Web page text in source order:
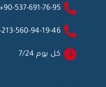
90-537-691-76-95+
213-560-94-19-46+
كل يوم 7/24